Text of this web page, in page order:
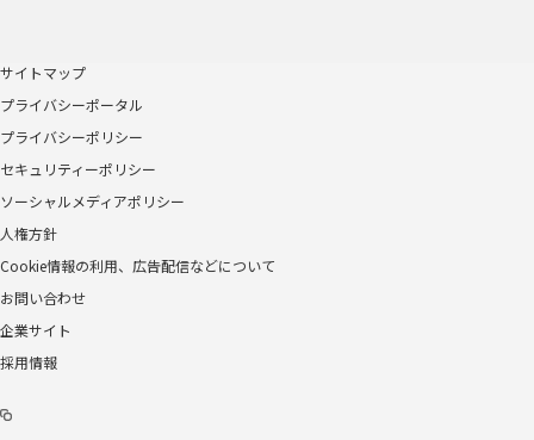
サイトマップ
プライバシーポータル
プライバシーポリシー
セキュリティーポリシー
ソーシャルメディアポリシー
人権方針
Cookie情報の利用、広告配信などについて
お問い合わせ
企業サイト
採用情報